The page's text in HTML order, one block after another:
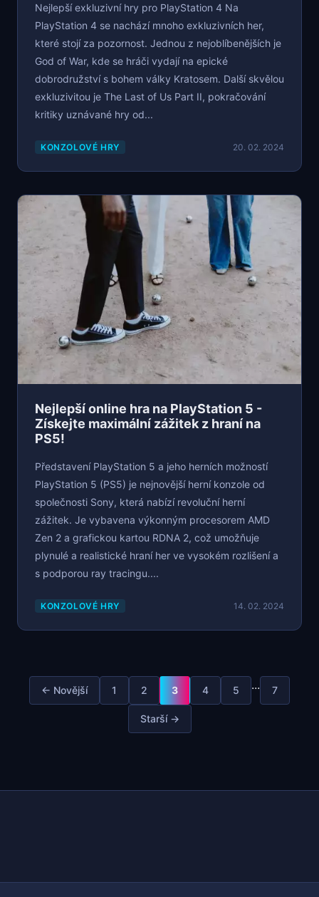
Nejlepší exkluzivní hry pro PlayStation 4 Na
PlayStation 4 se nachází mnoho exkluzivních her,
které stojí za pozornost. Jednou z nejoblíbenějších je
God of War, kde se hráči vydají na epické
dobrodružství s bohem války Kratosem. Další skvělou
exkluzivitou je The Last of Us Part II, pokračování
kritiky uznávané hry od...
KONZOLOVÉ HRY 20. 02. 2024
Nejlepší online hra na PlayStation 5 -
Získejte maximální zážitek z hraní na
PS5!
Představení PlayStation 5 a jeho herních možností
PlayStation 5 (PS5) je nejnovější herní konzole od
společnosti Sony, která nabízí revoluční herní
zážitek. Je vybavena výkonným procesorem AMD
Zen 2 a grafickou kartou RDNA 2, což umožňuje
plynulé a realistické hraní her ve vysokém rozlišení a
s podporou ray tracingu....
KONZOLOVÉ HRY 14. 02. 2024
← Novější 1 2 3 4 5 ... 7
Starší →